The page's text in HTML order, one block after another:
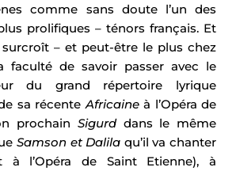
comme sans doute l’un des
prolifiques – ténors français. Et
surcroît – et peut-être le plus chez
faculté de savoir passer avec le
du grand répertoire lyrique
sa récenteAfricaineà l’Opéra de
prochain Sigurddans le même
Samson et Dalila qu’il va chanter
à l’Opéra de Saint Etienne), à